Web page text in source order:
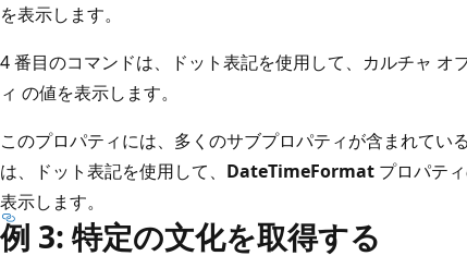
を表示します。
4 番目のコマンドは、ドット表記を使用して、カルチャ
ィ の値を表示します。
このプロパティには、多くのサブプロパティが含まれてい
は、ドット表記を使用して、 DateTimeFormat プロパテ
表示します。
例 3: 特定の文化を取得する